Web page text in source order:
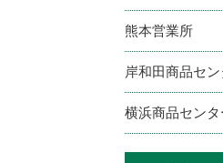
熊本営業所
岸和田商品セン
横浜商品センタ